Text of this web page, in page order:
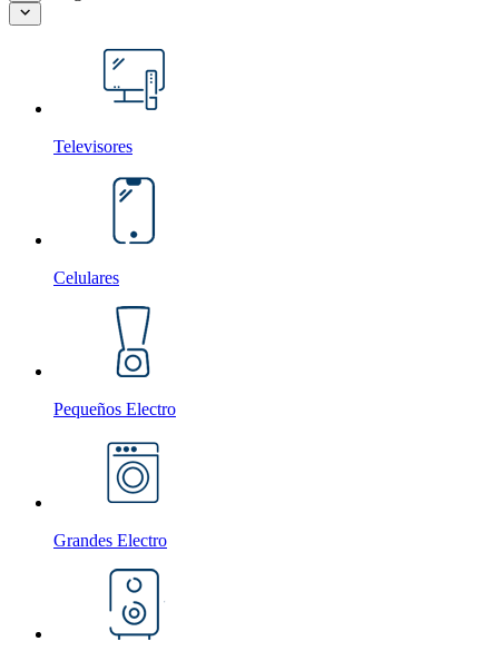
Televisores
Celulares
Pequeños Electro
Grandes Electro